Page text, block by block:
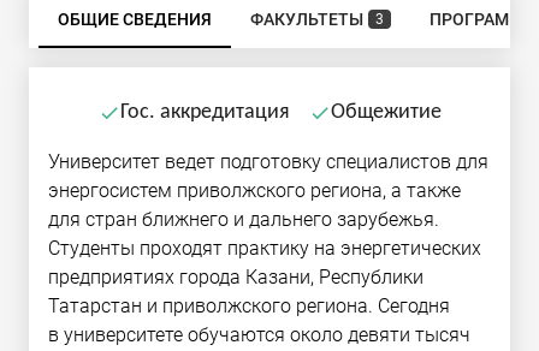
ОБЩИЕ СВЕДЕНИЯ ФАКУЛЬТЕТЫ 3
doneГос. аккредитация doneОбщежитие
Университет ведет подготовку специалистов для
энергосистем приволжского региона, а также
для стран ближнего и дальнего зарубежья.
Студенты проходят практику на энергетических
предприятиях города Казани, Республики
Татарстан и приволжского региона. Сегодня
в университете обучаются около девяти тысяч